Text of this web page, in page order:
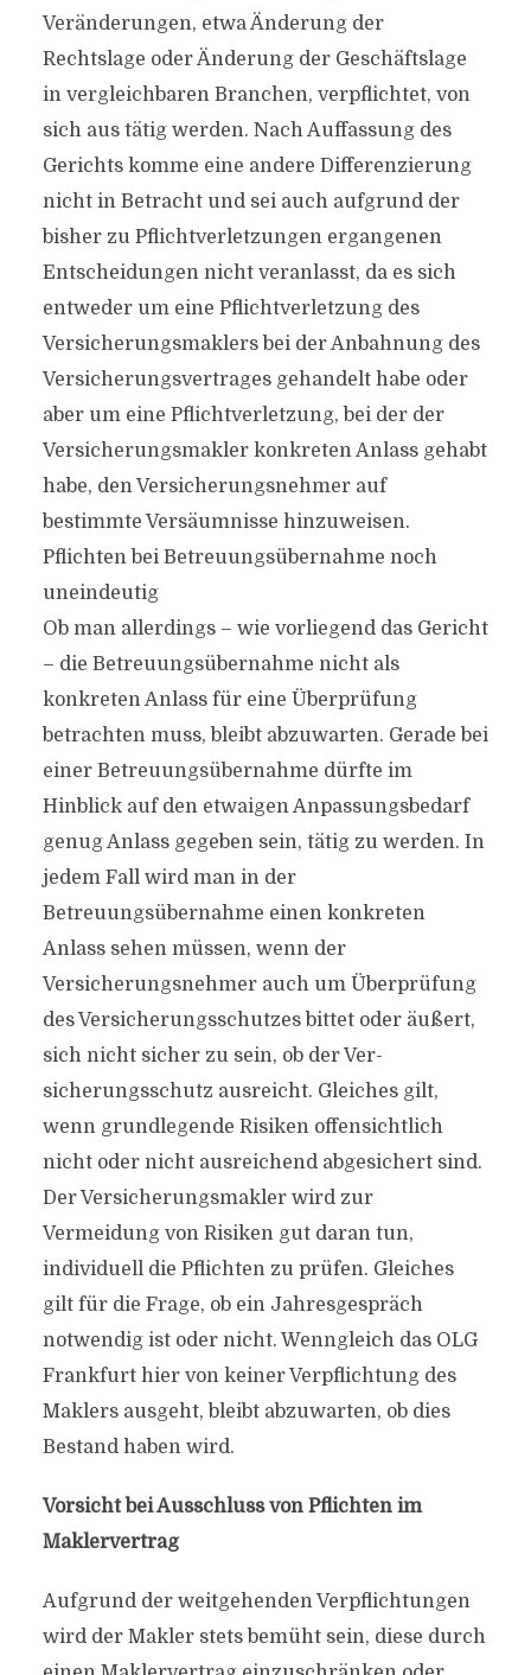
Veränderungen, etwa Änderung der
Rechtslage oder Änderung der Geschäftslage
in vergleichbaren Branchen, verpflichtet, von
sich aus tätig werden. Nach Auffassung des
Gerichts komme eine andere Differenzierung
nicht in Betracht und sei auch aufgrund der
bisher zu Pflichtverletzungen ergangenen
Entscheidungen nicht veranlasst, da es sich
entweder um eine Pflichtverletzung des
Versicherungsmaklers bei der Anbahnung des
Versicherungsvertrages gehandelt habe oder
aber um eine Pflichtverletzung, bei der der
Versicherungsmakler konkreten Anlass gehabt
habe, den Versicherungsnehmer auf
bestimmte Versäumnisse hinzuweisen.
Pflichten bei Betreuungsübernahme noch
uneindeutig
Ob man allerdings – wie vorliegend das Gericht
– die Betreuungsübernahme nicht als
konkreten Anlass für eine Über­prüfung
betrachten muss, bleibt abzuwarten. Gerade bei
einer Betreuungsübernahme dürfte im
Hinblick auf den etwaigen Anpassungsbedarf
genug Anlass gegeben sein, tätig zu werden. In
jedem Fall wird man in der
Betreuungsübernahme einen konkreten
Anlass sehen müssen, wenn der
Versicherungsnehmer auch um Überprüfung
des Versicherungsschutzes bittet oder äußert,
sich nicht sicher zu sein, ob der Ver­
sicherungsschutz ausreicht. Gleiches gilt,
wenn grundlegende Risiken offensichtlich
nicht oder nicht ausreichend abgesichert sind.
Der Versicherungsmakler wird zur
Vermeidung von Risiken gut daran tun,
individuell die Pflichten zu prüfen. Gleiches
gilt für die Frage, ob ein Jahresgespräch
notwendig ist oder nicht. Wenngleich das OLG
Frankfurt hier von keiner Verpflichtung des
Maklers ausgeht, bleibt abzuwarten, ob dies
Bestand haben wird.
Vorsicht bei Ausschluss von Pflichten im
Maklervertrag
Aufgrund der weitgehenden Verpflichtungen
wird der Makler stets bemüht sein, diese durch